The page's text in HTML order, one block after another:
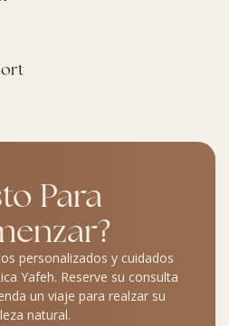
Para
personalizados y cuidados
Yafeh. Reserve su consulta
un viaje para realzar su
natural.